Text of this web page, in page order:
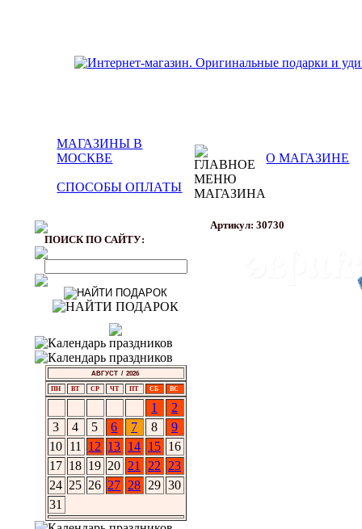
МАГАЗИНЫ В
МОСКВЕ
О МАГАЗИНЕ
СПОСОБЫ ОПЛАТЫ
ПОИСК ПО САЙТУ:
АВГУСТ / 2026
ПН ВТ СР ЧТ ПТ СБ ВС
1
2
3
4 5 6 7 8
9
10 11 12 13 14 15 16
17 18 19 20 21 22
23
24 25 26 27 28 29 30
31
Артикул: 30730